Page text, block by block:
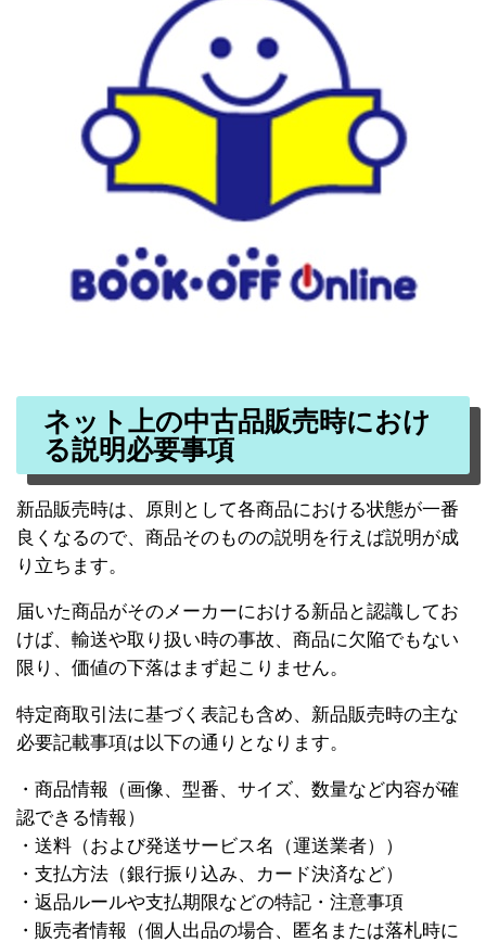
ネット上の中古品販売時におけ
る説明必要事項
新品販売時は、原則として各商品における状態が一番
良くなるので、商品そのものの説明を行えば説明が成
り立ちます。
届いた商品がそのメーカーにおける新品と認識してお
けば、輸送や取り扱い時の事故、商品に欠陥でもない
限り、価値の下落はまず起こりません。
特定商取引法に基づく表記も含め、新品販売時の主な
必要記載事項は以下の通りとなります。
・商品情報（画像、型番、サイズ、数量など内容が確
認できる情報）
・送料（および発送サービス名（運送業者））
・支払方法（銀行振り込み、カード決済など）
・返品ルールや支払期限などの特記・注意事項
・販売者情報（個人出品の場合、匿名または落札時に